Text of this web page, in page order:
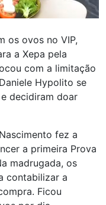
os ovos no VIP,
a Xepa pela
com a limitação
Hypolito se
decidiram doar
fez a
a primeira Prova
madrugada, os
contabilizar a
Ficou